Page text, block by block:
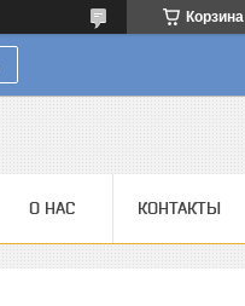
Корзина
О НАС КОНТАКТЫ